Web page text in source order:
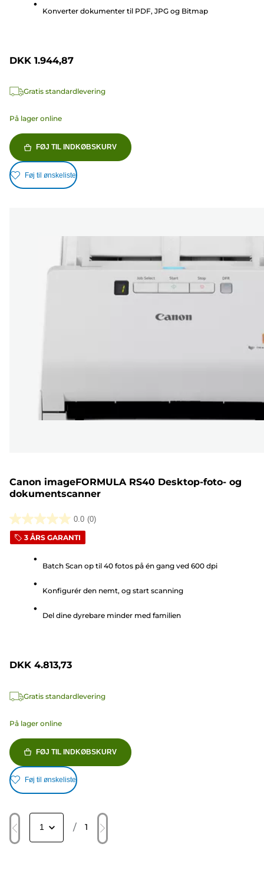
anmeldelseKonverter dokumenter til PDF, JPG og Bitmap
DKK 1.944,87
Gratis standardlevering
På lager online
FØJ TIL INDKØBSKURV
Føj til ønskeliste
Canon imageFORMULA RS40 Desktop-foto- og
dokumentscanner
0.0 (0)
0.0
ud
stjerner.
3 ÅRS GARANTI
Batch Scan op til 40 fotos på én gang ved 600 dpi
Konfigurér den nemt, og start scanning
Del dine dyrebare minder med familien
DKK 4.813,73
Gratis standardlevering
På lager online
FØJ TIL INDKØBSKURV
Føj til ønskeliste
/ 1